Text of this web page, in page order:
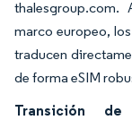
marco europeo,
traducen
de forma eSIM
Transición